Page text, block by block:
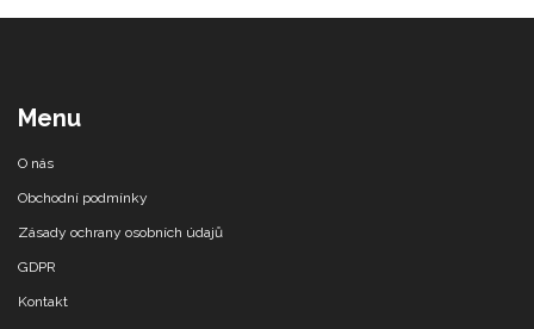
Menu
O nás
Obchodní podmínky
Zásady ochrany osobních údajů
GDPR
Kontakt